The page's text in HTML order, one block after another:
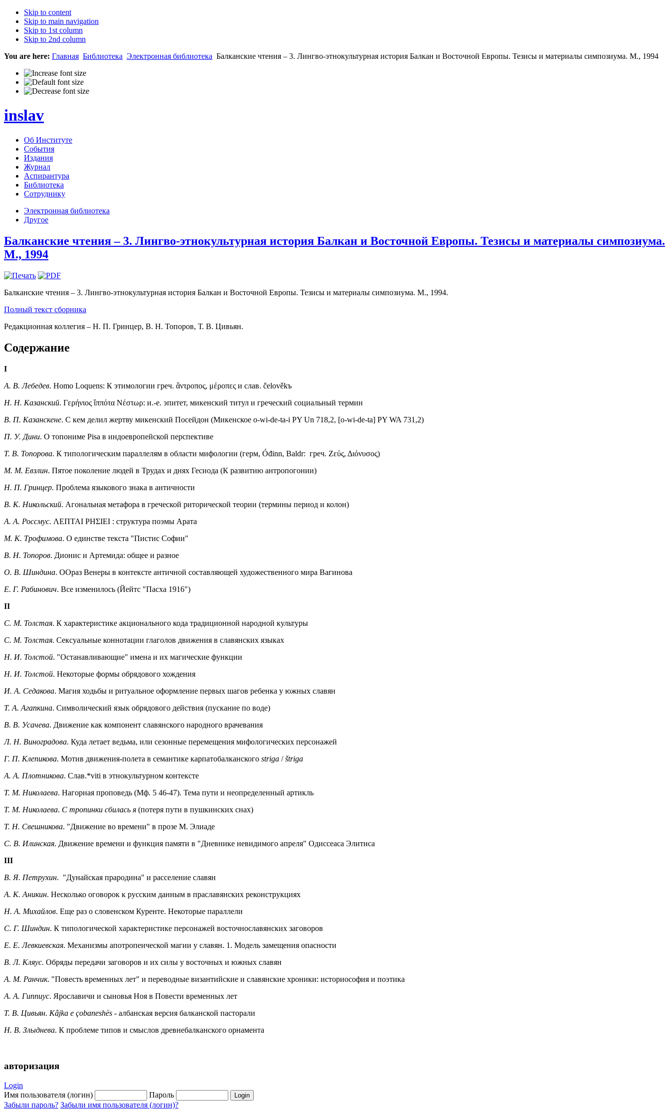
Skip to content
Skip to main navigation
Skip to 1st column
Skip to 2nd column
You are here: Главная Библиотека Электронная библиотека Балканские чтения – 3. Лингво-этнокультурная история Балкан и Восточной Европы. Тезисы и материалы симпозиума. М., 1994
inslav
Об Институте
События
Издания
Журнал
Аспирантура
Библиотека
Сотруднику
Электронная библиотека
Другое
Балканские чтения – 3. Лингво-этнокультурная история Балкан и Восточной Европы. Тезисы и материалы симпозиума.
М., 1994
Балканские чтения – 3. Лингво-этнокультурная история Балкан и Восточной Европы. Тезисы и материалы симпозиума. М., 1994.
Полный текст сборника
Редакционная коллегия – Н. П. Гринцер, В. Н. Топоров, Т. В. Цивьян.
Содержание
I
A. В. Лебедев. Homo Loquens: К этимологии греч. ἂντροπος, μέροπες и слав. čelověkъ
H. H. Казанский. Γερήνιος ἵππότα Νέστωρ: и.-е. эпитет, микенский титул и греческий социальный термин
B. П. Казанскене. С кем делил жертву микенский Посейдон (Микенское o-wi-de-ta-i PY Un 718,2, [o-wi-de-ta] ΡY WA 731,2)
Π. У. Дини. О топониме Pisa в индоевропейской перспективе
Т. В. Топорова. К типологическим параллелям в области мифологии (герм, Óđinn, Baldr: греч. Ζεύς, Διόνυσος)
М. М. Евзлин. Пятое поколение людей в Трудах и днях Гесиода (К развитию антропогонии)
Н. П. Гринцер. Проблема языкового знака в античности
В. К. Никольский. Агональная метафора в греческой риторической теории (термины период и колон)
A. A. Россмус. ΛΕΠΤΑΙ ΡΗΣΙΕΙ : структура поэмы Арата
М. К. Трофимова. О единстве текста "Пистис Софии"
B. Н. Топоров. Дионис и Артемида: общее и разное
О. В. Шиндина. ООраз Венеры в контексте античной составляющей художественного мира Вагинова
Е. Г. Рабинович. Все изменилось (Йейтс "Пасха 1916")
II
С. М. Толстая. К характеристике акционального кода традиционной народной культуры
С. М. Толстая. Сексуальные коннотации глаголов движения в славянских языках
H. И. Толстой. "Останавливающие" имена и их магические функции
Н. И. Толстой. Некоторые формы обрядового хождения
И. А. Седакова. Магия ходьбы и ритуальное оформление первых шагов ребенка у южных славян
Т. A. Агапкина. Символический язык обрядового действия (пускание по воде)
B. В. Усачева. Движение как компонент славянского народного врачевания
Л. Н. Виноградова. Куда летает ведьма, или сезонные перемещения мифологических персонажей
Г. П. Клепикова. Мотив движения-полета в семантике карпатобалканского striga /štriga
A. A. Плотникова. Слав.*viti в этнокультурном контексте
Т. М. Николаева. Нагорная проповедь (Мф. 5 46-47). Тема пути и неопределенный артикль
Т. М. Николаева. С тропинки сбилась я (потеря пути в пушкинских снах)
Т. Н. Свешникова. "Движение во времени" в прозе М. Элиаде
C. В. Илинская. Движение времени и функция памяти в "Дневнике невидимого апреля" Одиссеаса Элитиса
III
B. Я. Петрухин. "Дунайская прародина" и расселение славян
A. К. Аникин. Несколько оговорок к русским данным в праславянских реконструкциях
Н. А. Михайлов. Еще раз о словенском Куренте. Некоторые параллели
C. Г. Шиндин. К типологической характеристике персонажей восточнославянских заговоров
Е. Е. Левкиевская. Механизмы апотропеической магии у славян. 1. Модель замещения опасности
B. Л. Кляус. Обряды передачи заговоров и их силы у восточных и южных славян
A. M. Ранчик. "Повесть временных лет" и переводные византийские и славянские хроники: историософия и поэтика
A. A. Гиппиус. Ярославичи и сыновья Ноя в Повести временных лет
Т. В. Цивьян. Kâjka е çobaneshës - албанская версия балканской пасторали
Н. В. Злыднева. К проблеме типов и смыслов древнебалканского орнамента
авторизация
Login
Имя пользователя (логин)
Пароль
Забыли пароль? Забыли имя пользователя (логин)?